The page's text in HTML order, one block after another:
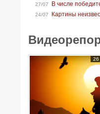
27/07 В числе
24/07 Картины
26